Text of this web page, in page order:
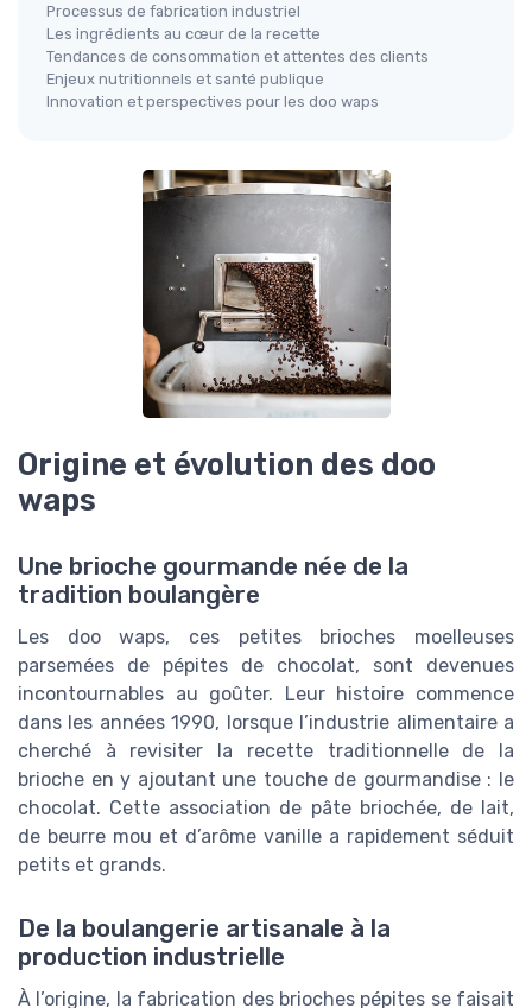
Processus de fabrication industriel
Les ingrédients au cœur de la recette
Tendances de consommation et attentes des clients
Enjeux nutritionnels et santé publique
Innovation et perspectives pour les doo waps
Origine et évolution des doo
waps
Une brioche gourmande née de la
tradition boulangère
Les doo waps, ces petites brioches moelleuses
parsemées de pépites de chocolat, sont devenues
incontournables au goûter. Leur histoire commence
dans les années 1990, lorsque l’industrie alimentaire a
cherché à revisiter la recette traditionnelle de la
brioche en y ajoutant une touche de gourmandise : le
chocolat. Cette association de pâte briochée, de lait,
de beurre mou et d’arôme vanille a rapidement séduit
petits et grands.
De la boulangerie artisanale à la
production industrielle
À l’origine, la fabrication des brioches pépites se faisait